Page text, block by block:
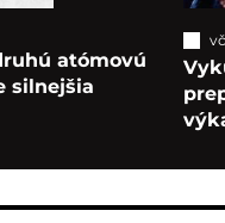
atómovú
silnejšia